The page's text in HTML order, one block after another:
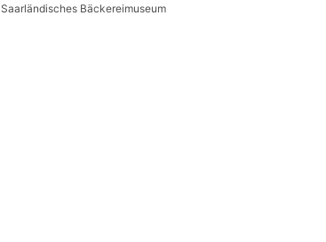
Saarländisches Bäckereimuseum